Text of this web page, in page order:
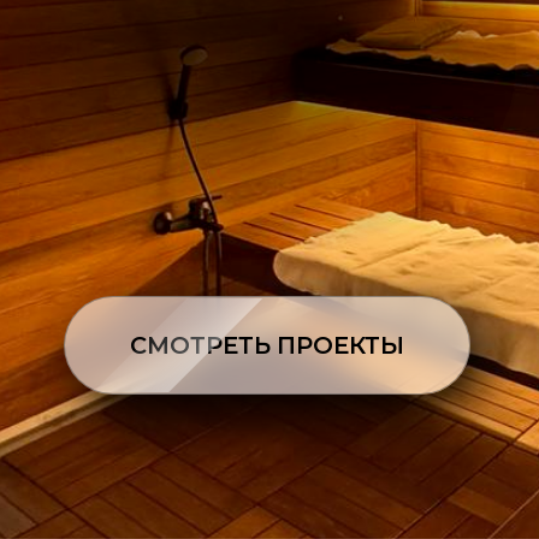
СМОТРЕТЬ ПРОЕКТЫ